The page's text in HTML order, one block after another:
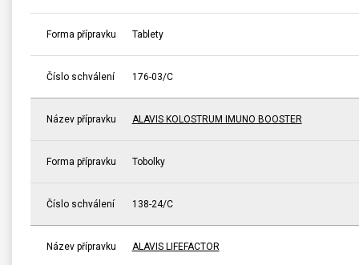
Forma přípravku Tablety
Číslo schválení 176-03/C
Název přípravku ALAVIS KOLOSTRUM IMUNO BOOSTER
Forma přípravku Tobolky
Číslo schválení 138-24/C
Název přípravku ALAVIS LIFEFACTOR